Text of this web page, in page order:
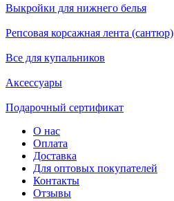
Выкройки для нижнего белья
Репсовая корсажная лента (сантюр)
Все для купальников
Аксессуары
Подарочный сертификат
О нас
Оплата
Доставка
Для оптовых покупателей
Контакты
Отзывы